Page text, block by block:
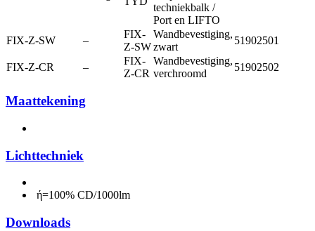
techniekbalk /
Port en LIFTO
FIX-Z-SW –
FIX-
Z-SW
Wandbevestiging,
zwart
51902501
FIX-Z-CR –
FIX-
Z-CR
Wandbevestiging,
verchroomd
51902502
Maattekening
Lichttechniek
ή=100% CD/1000lm
Downloads